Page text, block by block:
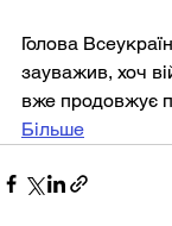
Голова
зауважив, хоч
вже продовжує
Більше